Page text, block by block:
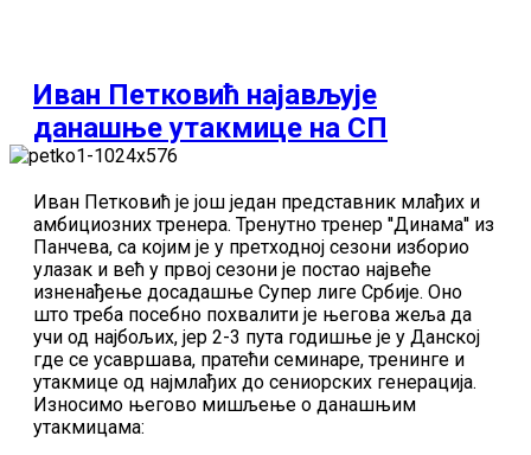
Иван Петковић најављује
данашње утакмице на СП
Иван Петковић је још један представник млађих и
амбициозних тренера. Тренутно тренер ''Динама'' из
Панчева, са којим је у претходној сезони изборио
улазак и већ у првој сезони је постао највеће
изненађење досадашње Супер лиге Србије. Оно
што треба посебно похвалити је његова жеља да
учи од најбољих, јер 2-3 пута годишње је у Данској
где се усавршава, пратећи семинаре, тренинге и
утакмице од најмлађих до сениорских генерација.
Износимо његово мишљење о данашњим
утакмицама: